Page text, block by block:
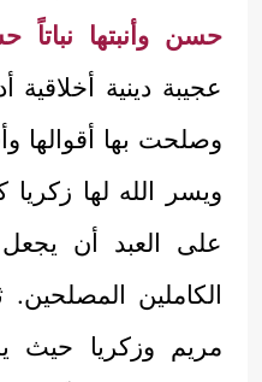
حسن وأنبتها نباتاً
عجيبة دينية أخلاقية
وصلحت بها أقوالها
ويسر الله لها زكريا
على العبد أن
الكاملين
مريم وزكريا حيث